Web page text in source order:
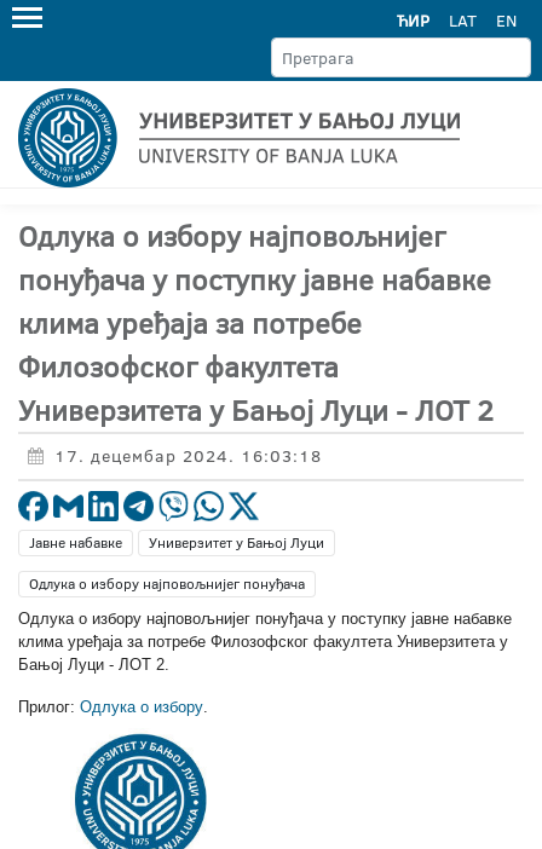
ЋИР LAT EN
Одлука о избору најповољнијег
понуђача у поступку јавне набавке
клима уређаја за потребе
Филозофског факултета
Универзитета у Бањој Луци - ЛОТ 2
17. децембар 2024. 16:03:18
Јавне набавке
Универзитет у Бањој Луци
Одлука о избору најповољнијег понуђача
Одлука о избору најповољнијег понуђача у поступку јавне набавке
клима уређаја за потребе Филозофског факултета Универзитета у
Бањој Луци - ЛОТ 2.
Прилог: Одлука о избору.